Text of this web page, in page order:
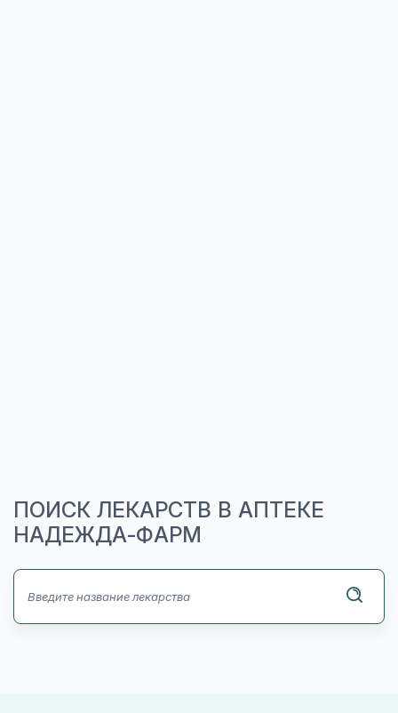
ПОИСК ЛЕКАРСТВ В АПТЕКЕ
НАДЕЖДА-ФАРМ